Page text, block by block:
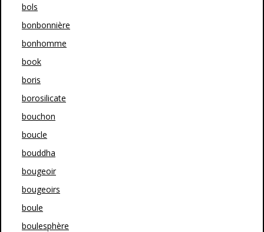
bols
bonbonnière
bonhomme
book
boris
borosilicate
bouchon
boucle
bouddha
bougeoir
bougeoirs
boule
boulesphère